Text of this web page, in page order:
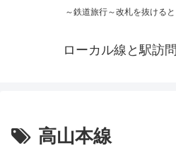
～鉄道旅行～改札を抜ける
ローカル線と駅訪
高山本線